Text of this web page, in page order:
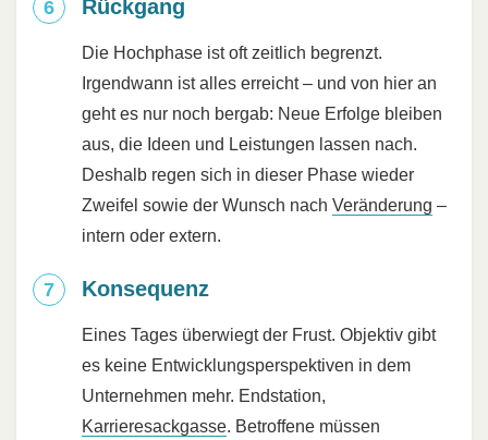
Rückgang
Die Hochphase ist oft zeitlich begrenzt.
Irgendwann ist alles erreicht – und von hier an
geht es nur noch bergab: Neue Erfolge bleiben
aus, die Ideen und Leistungen lassen nach.
Deshalb regen sich in dieser Phase wieder
Zweifel sowie der Wunsch nach Veränderung –
intern oder extern.
Konsequenz
Eines Tages überwiegt der Frust. Objektiv gibt
es keine Entwicklungsperspektiven in dem
Unternehmen mehr. Endstation,
Karrieresackgasse. Betroffene müssen